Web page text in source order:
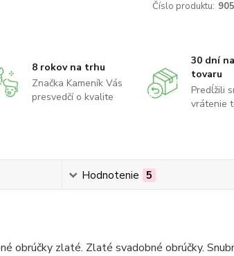
Číslo produktu:
8 rokov na trhu
Značka Kameník Vás
presvedčí o kvalite
30 dní
tovaru
Predĺžili
vrátenie
Hodnotenie 5
obrúčky zlaté. Zlaté svadobné obrúčky.